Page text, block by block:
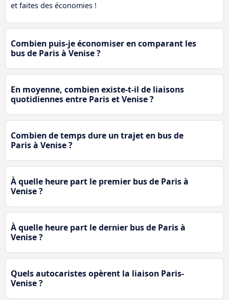
et faites des économies !
Combien puis-je économiser en comparant les
bus de Paris à Venise ?
En moyenne, combien existe-t-il de liaisons
quotidiennes entre Paris et Venise ?
Combien de temps dure un trajet en bus de
Paris à Venise ?
À quelle heure part le premier bus de Paris à
Venise ?
À quelle heure part le dernier bus de Paris à
Venise ?
Quels autocaristes opèrent la liaison Paris-
Venise ?